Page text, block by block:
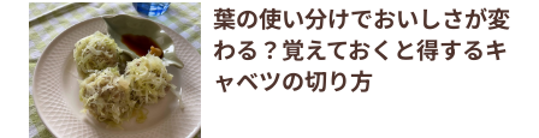
葉の使い分けでおいしさが変
わる？覚えておくと得するキ
ャベツの切り方